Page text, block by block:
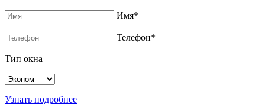
Имя*
Телефон*
Тип окна
Узнать подробнее